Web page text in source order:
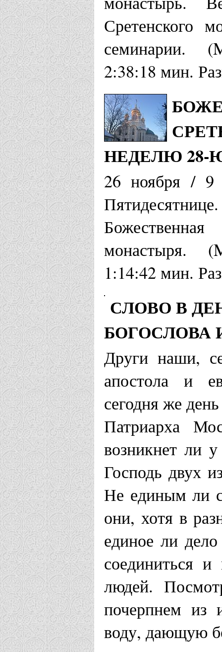
Сретенского
семинарии.
2:38:18 мин.
НЕДЕЛЮ 28-
26 ноября / 9
монастыря.
1:14:42 мин.
СЛОВО В
БОГОСЛОВА
Други наши,
апостола и
сегодня же
Патриарха
возникнет ли
Господь двух
Не единым ли
они, хотя в
единое ли
соединиться
людей.
почерпнем из
воду, дающую